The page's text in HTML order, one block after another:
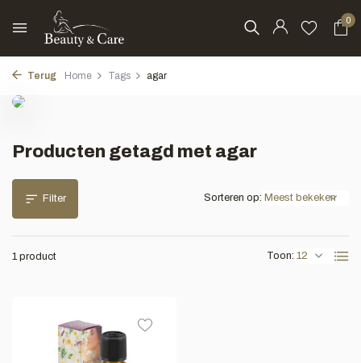
0
Terug Home Tags agar
Producten getagd met agar
Filter
1 product Toon:
Sorteren op: